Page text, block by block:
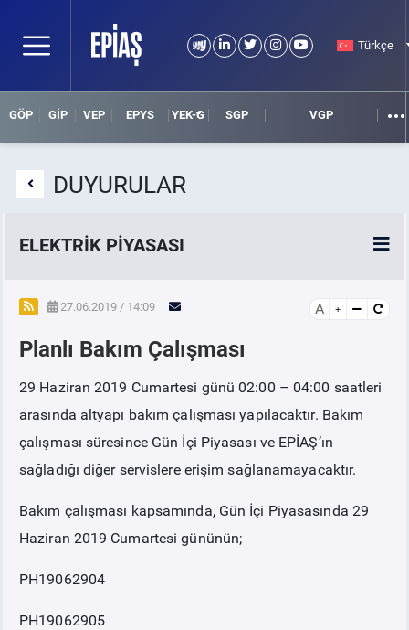
Türkçe
GÖP GİP VEP EPYS YEK-G SGP VGP
DUYURULAR
ELEKTRİK PİYASASI
SPOT ELEKTRİK PİYASALARI
ÖRNEK FİNANS BELGELERİ
VADELİ ELEKTRİK PİYASASI
SERBEST TÜKETİCİ
TEMİNAT
27.06.2019 / 14:09 A
Planlı Bakım Çalışması
29 Haziran 2019 Cumartesi günü 02:00 – 04:00 saatleri
arasında altyapı bakım çalışması yapılacaktır. Bakım
çalışması süresince Gün İçi Piyasası ve EPİAŞ’ın
sağladığı diğer servislere erişim sağlanamayacaktır.
Bakım çalışması kapsamında, Gün İçi Piyasasında 29
Haziran 2019 Cumartesi gününün;
PH19062904
PH19062905